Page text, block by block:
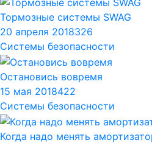
Тормозные системы SWAG
20 апреля 2018326
Системы безопасности
Остановись вовремя
15 мая 2018422
Системы безопасности
Когда надо менять